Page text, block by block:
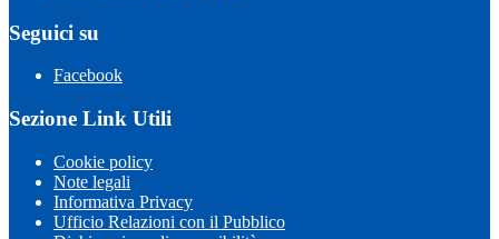
Seguici su
Facebook
Sezione Link Utili
Cookie policy
Note legali
Informativa Privacy
Ufficio Relazioni con il Pubblico